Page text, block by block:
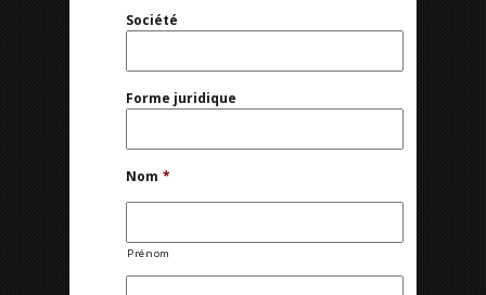
Société
Forme juridique
Nom *
Prénom